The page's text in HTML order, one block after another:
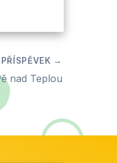
nad Teplou